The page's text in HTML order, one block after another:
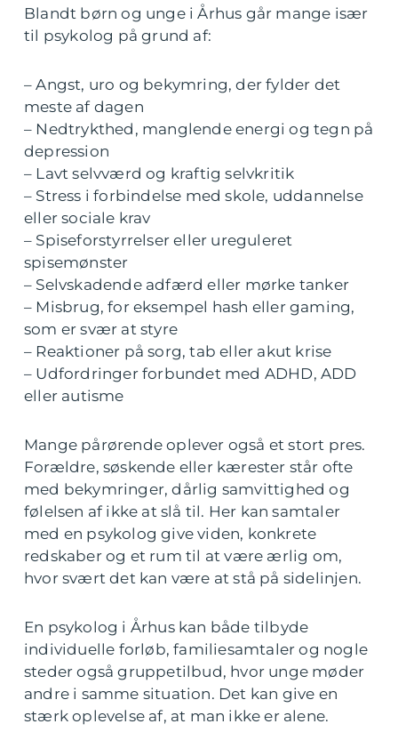
Blandt børn og unge i Århus går mange især
til psykolog på grund af:
– Angst, uro og bekymring, der fylder det
meste af dagen
– Nedtrykthed, manglende energi og tegn på
depression
– Lavt selvværd og kraftig selvkritik
– Stress i forbindelse med skole, uddannelse
eller sociale krav
– Spiseforstyrrelser eller ureguleret
spisemønster
– Selvskadende adfærd eller mørke tanker
– Misbrug, for eksempel hash eller gaming,
som er svær at styre
– Reaktioner på sorg, tab eller akut krise
– Udfordringer forbundet med ADHD, ADD
eller autisme
Mange pårørende oplever også et stort pres.
Forældre, søskende eller kærester står ofte
med bekymringer, dårlig samvittighed og
følelsen af ikke at slå til. Her kan samtaler
med en psykolog give viden, konkrete
redskaber og et rum til at være ærlig om,
hvor svært det kan være at stå på sidelinjen.
En psykolog i Århus kan både tilbyde
individuelle forløb, familiesamtaler og nogle
steder også gruppetilbud, hvor unge møder
andre i samme situation. Det kan give en
stærk oplevelse af, at man ikke er alene.